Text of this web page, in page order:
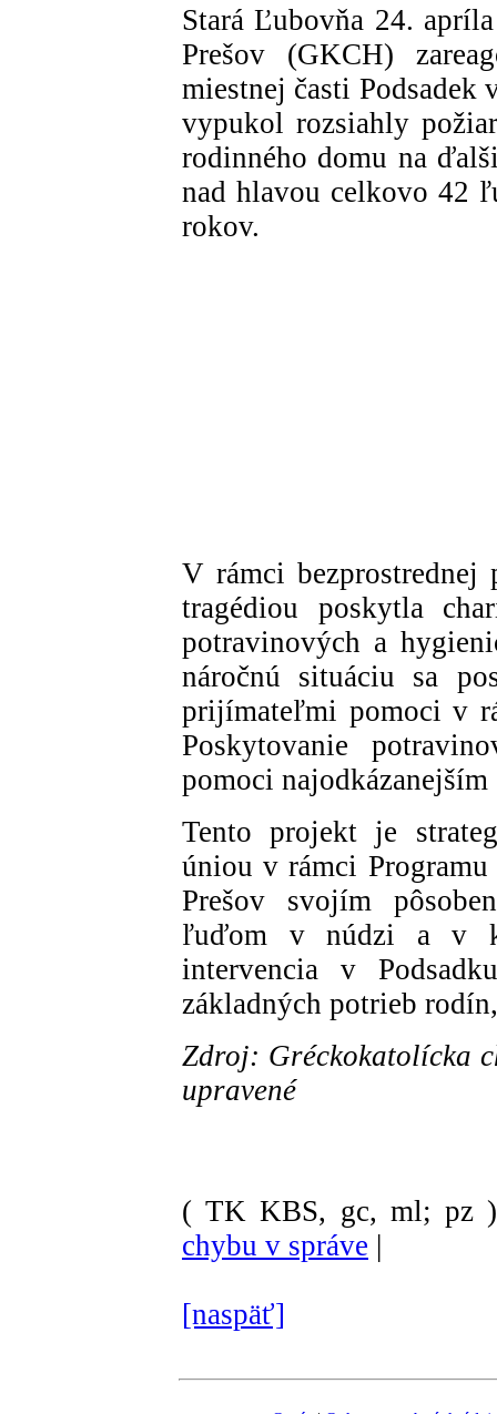
Stará Ľubovňa 24.
Prešov (GKCH)
miestnej časti Podsadek
vypukol rozsiahly
rodinného domu na
nad hlavou celkovo 42
rokov.
V rámci bezprostrednej
tragédiou poskytla
potravinových a
náročnú situáciu sa
prijímateľmi pomoci v
Poskytovanie
pomoci
Tento projekt je
úniou v rámci
Prešov svojím
ľuďom v núdzi a v
intervencia v
základných potrieb
Zdroj: Gréckokatolícka
upravené
( TK KBS, gc, ml; pz )
chybu v správe |
[naspäť]